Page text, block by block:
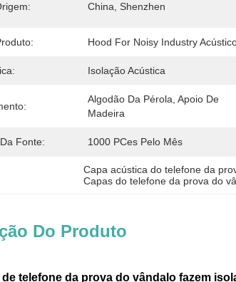
China, Shenzhen
Hood For Noisy Industry
Isolação Acústica
Algodão Da Pérola, Apoio De
Madeira
Fonte: 1000 PCes Pelo Mês
Capa acústica do telefone da
Capas do telefone da prova do
Do Produto
telefone da prova do vândalo fazem